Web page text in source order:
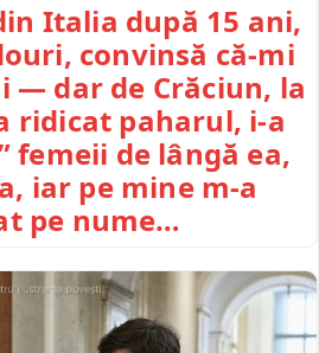
Italia după 15 ani,
convinsă că-mi
— dar de Crăciun, la
ridicat paharul, i-a
femeii de lângă ea,
iar pe mine m-a
pe nume…